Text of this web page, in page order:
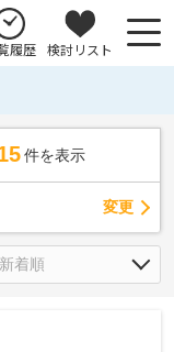
履歴 検討リスト
件を表示
変更